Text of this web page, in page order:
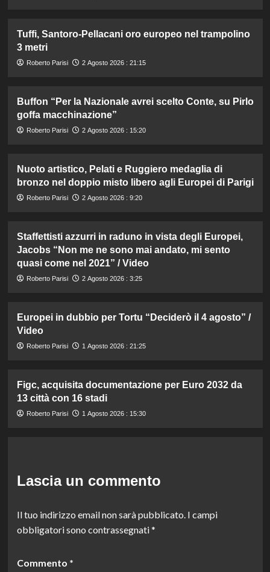
Tuffi, Santoro-Pellacani oro europeo nel trampolino
3 metri
Roberto Parisi 2 Agosto 2026 : 21:15
Buffon “Per la Nazionale avrei scelto Conte, su Pirlo
goffa macchinazione”
Roberto Parisi 2 Agosto 2026 : 15:20
Nuoto artistico, Pelati e Ruggiero medaglia di
bronzo nel doppio misto libero agli Europei di Parigi
Roberto Parisi 2 Agosto 2026 : 9:20
Staffettisti azzurri in raduno in vista degli Europei,
Jacobs “Non me ne sono mai andato, mi sento
quasi come nel 2021” / Video
Roberto Parisi 2 Agosto 2026 : 3:25
Europei in dubbio per Tortu “Deciderò il 4 agosto” /
Video
Roberto Parisi 1 Agosto 2026 : 21:25
Figc, acquisita documentazione per Euro 2032 da
13 città con 16 stadi
Roberto Parisi 1 Agosto 2026 : 15:30
Lascia un commento
Il tuo indirizzo email non sarà pubblicato. I campi
obbligatori sono contrassegnati*
Commento *